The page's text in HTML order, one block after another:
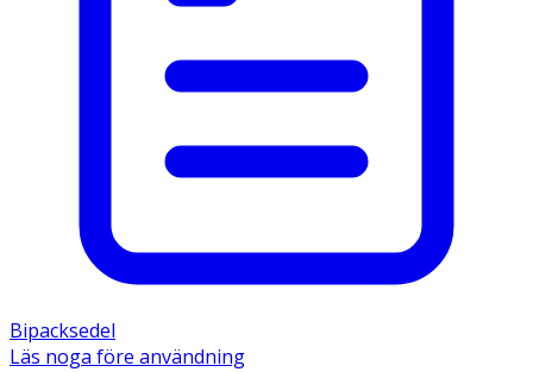
Bipacksedel
Läs noga före användning